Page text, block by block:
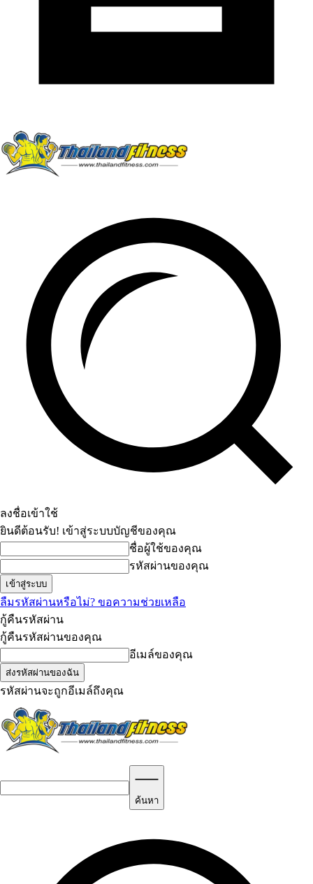
ลงชื่อเข้าใช้
ยินดีต้อนรับ! เข้าสู่ระบบบัญชีของคุณ
ชื่อผู้ใช้ของคุณ
รหัสผ่านของคุณ
ลืมรหัสผ่านหรือไม่? ขอความช่วยเหลือ
กู้คืนรหัสผ่าน
กู้คืนรหัสผ่านของคุณ
อีเมล์ของคุณ
รหัสผ่านจะถูกอีเมล์ถึงคุณ
ค้นหา